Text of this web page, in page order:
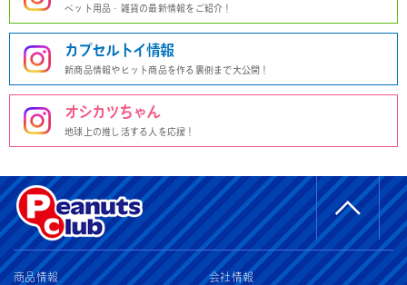
ペット用品・雑貨の最新情報をご紹介！
カプセルトイ情報
新商品情報やヒット商品を作る裏側まで大公開！
オシカツちゃん
地球上の推し活する人を応援！
商品情報 会社情報